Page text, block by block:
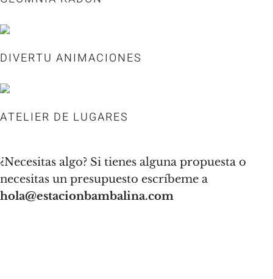
DIVERTU ANIMACIONES
ATELIER DE LUGARES
¿Necesitas algo? Si tienes alguna propuesta o
necesitas un presupuesto escríbeme a
hola@estacionbambalina.com